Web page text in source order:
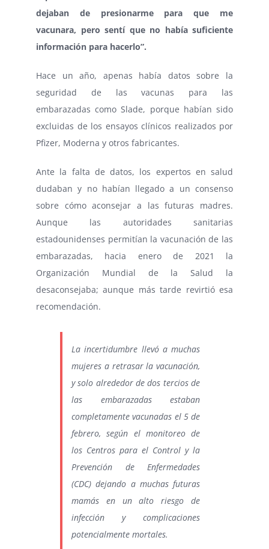
dejaban de presionarme para que me
vacunara, pero sentí que no había suficiente
información para hacerlo”.
Hace un año, apenas había datos sobre la
seguridad de las vacunas para las
embarazadas como Slade, porque habían sido
excluidas de los ensayos clínicos realizados por
Pfizer, Moderna y otros fabricantes.
Ante la falta de datos, los expertos en salud
dudaban y no habían llegado a un consenso
sobre cómo aconsejar a las futuras madres.
Aunque las autoridades sanitarias
estadounidenses permitían la vacunación de las
embarazadas, hacia enero de 2021 la
Organización Mundial de la Salud la
desaconsejaba; aunque más tarde revirtió esa
recomendación.
La incertidumbre llevó a muchas
mujeres a retrasar la vacunación,
y solo alrededor de dos tercios de
las embarazadasestaban
completamente vacunadas el 5 de
febrero, según el monitoreo de
los Centros para el Control y la
Prevención de Enfermedades
(CDC) dejando a muchas futuras
mamás en un alto riesgo de
infección y complicaciones
potencialmente mortales.